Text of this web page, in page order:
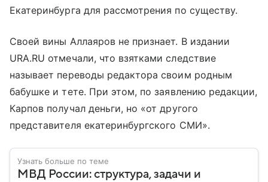
Екатеринбурга для рассмотрения по существу.
Своей вины Аллаяров не признает. В издании
URA.RU отмечали, что взятками следствие
называет переводы редактора своим родным
бабушке и тете. При этом, по заявлению редакции,
Карпов получал деньги, но «от другого
представителя екатеринбургского СМИ».
Узнать больше по теме
МВД России: структура, задачи и